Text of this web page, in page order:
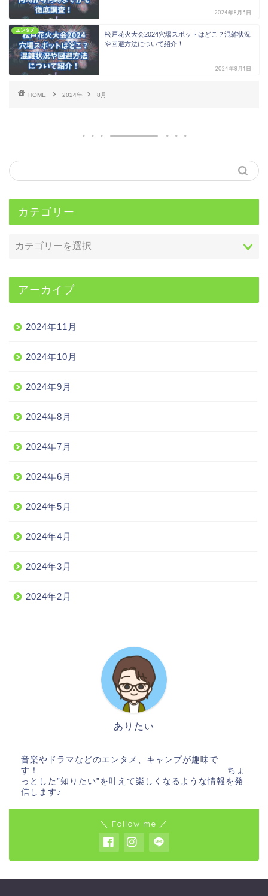
2024年8月3日
エンタメ
松戸花火大会2024穴場スポットはどこ？混雑状況
や回避方法について紹介！
2024年8月1日
HOME 2024年 8月
カテゴリー
アーカイブ
2024年11月
2024年10月
2024年9月
2024年8月
2024年7月
2024年6月
2024年5月
2024年4月
2024年3月
2024年2月
ありたい
音楽やドラマなどのエンタメ、キャンプが趣味で
す！ ちょ
っとした”知りたい”を叶えて楽しくなるような情報を発
信します♪
＼ Follow me ／